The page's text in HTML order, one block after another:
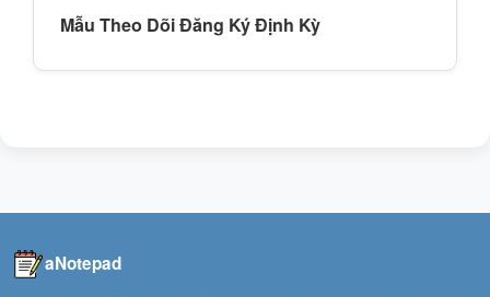
Mẫu Theo Dõi Đăng Ký Định Kỳ
aNotepad